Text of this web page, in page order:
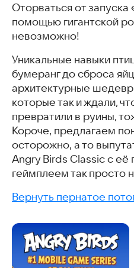
Оторваться от запуска
помощью гигантской
невозможно!
Уникальные навыки
бумеранг до сброса
архитектурные
которые так и ждали,
превратили в руины,
Короче, предлагаем
осторожно, а то
Angry Birds Classic с её
геймплеем так просто
Вернуть пернатое